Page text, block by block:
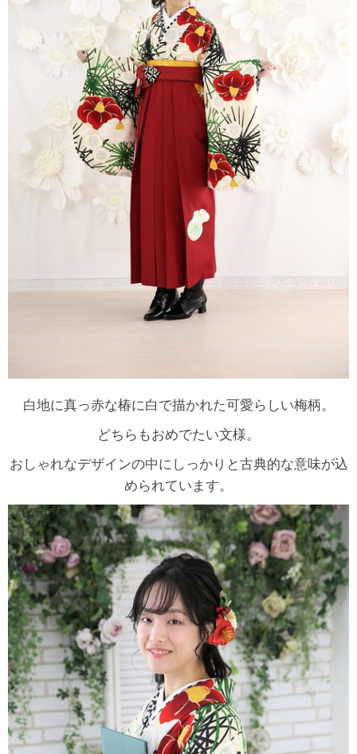
白地に真っ赤な椿に白で描かれた可愛らしい梅柄。
どちらもおめでたい文様。
おしゃれなデザインの中にしっかりと古典的な意味が込
められています。